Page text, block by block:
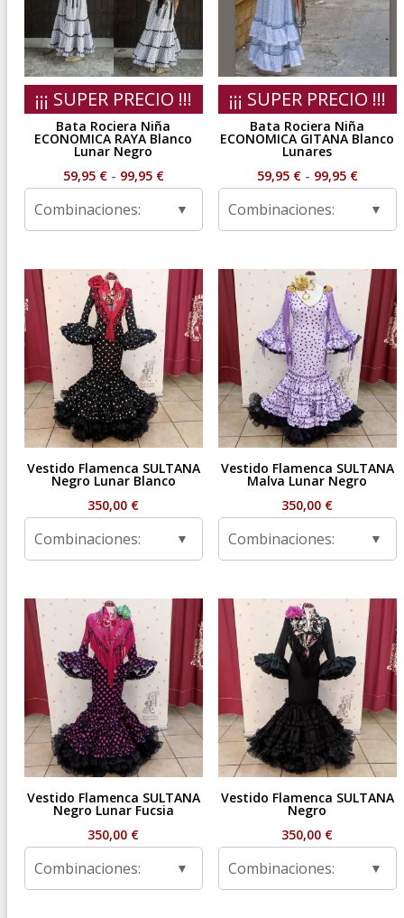
¡¡¡ SUPER PRECIO !!!
Bata Rociera Niña
ECONOMICA RAYA Blanco
Lunar Negro
59,95 € - 99,95 €Rango
59,95 €
hasta
99,95 €
Combinaciones:
¡¡¡ SUPER PRECIO !!!
Bata Rociera Niña
ECONOMICA GITANA Blanco
Lunares
59,95 € - 99,95 €Rango
59,95 €
hasta
99,95 €
Combinaciones:
Vestido Flamenca SULTANA
Negro Lunar Blanco
350,00 €
Combinaciones:
Vestido Flamenca SULTANA
Malva Lunar Negro
350,00 €
Combinaciones:
Vestido Flamenca SULTANA
Negro Lunar Fucsia
350,00 €
Combinaciones:
Vestido Flamenca SULTANA
Negro
350,00 €
Combinaciones: